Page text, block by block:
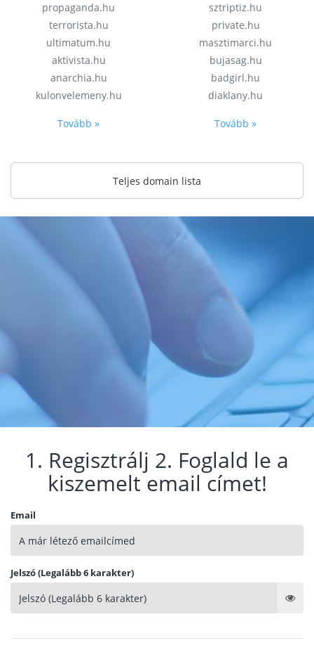
propaganda.hu
terrorista.hu
ultimatum.hu
aktivista.hu
anarchia.hu
kulonvelemeny.hu
Tovább »
sztriptiz.hu
private.hu
masztimarci.hu
bujasag.hu
badgirl.hu
diaklany.hu
Tovább »
Teljes domain lista
1. Regisztrálj 2. Foglald le a
kiszemelt email címet!
Email
Jelszó (Legalább 6 karakter)